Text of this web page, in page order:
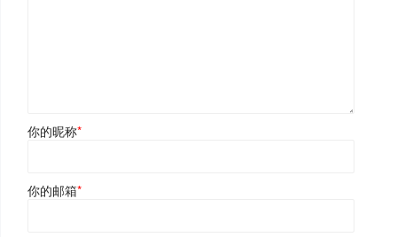
你的昵称*
你的邮箱*